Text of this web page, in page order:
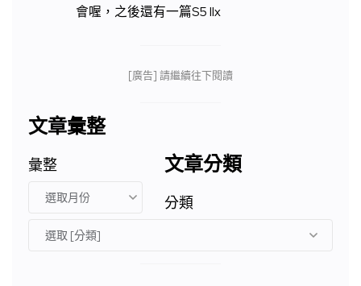
會喔，之後還有一篇S5 IIx
[廣告] 請繼續往下閱讀
文章彙整
彙整 文章分類
分類